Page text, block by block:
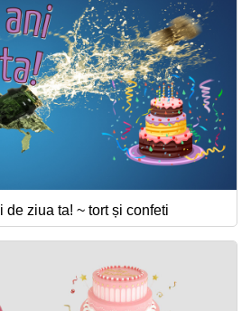
de ziua ta! ~ tort și confeti